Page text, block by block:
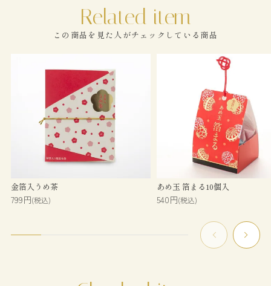
この商品を見た人がチェックしている商品
金箔入うめ茶
799円(税込)
あめ玉 箔まる10個入
540円(税込)